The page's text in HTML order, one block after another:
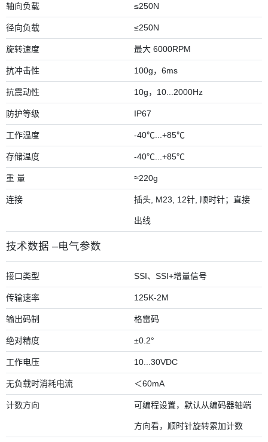
轴向负载 ≤250N
径向负载 ≤250N
旋转速度 最大 6000RPM
抗冲击性 100g，6ms
抗震动性 10g，10...2000Hz
防护等级 IP67
工作温度 -40℃...+85℃
存储温度 -40℃...+85℃
重 量 ≈220g
连接 插头, M23, 12针, 顺时针；直接
出线
技术数据 –电气参数
接口类型 SSI、SSI+增量信号
传输速率 125K-2M
输出码制 格雷码
绝对精度 ±0.2°
工作电压 10...30VDC
无负载时消耗电流 ＜60mA
计数方向 可编程设置，默认从编码器轴端
方向看，顺时针旋转累加计数